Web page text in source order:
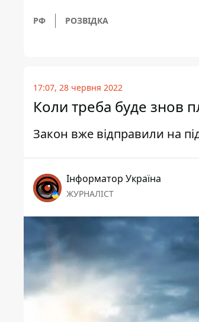
РФ РОЗВІДКА
17:07, 28 червня 2022
Коли треба буде знов
Закон вже відправили на
Інформатор Україна
ЖУРНАЛІСТ